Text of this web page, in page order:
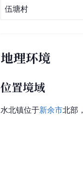
伍塘村
地理环境
位置境域
水北镇位于新余市北部